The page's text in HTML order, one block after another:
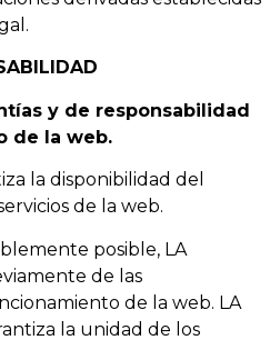
y de responsabilidad
de la web.
la disponibilidad del
de la web.
posible, LA
de las
de la web. LA
la unidad de los